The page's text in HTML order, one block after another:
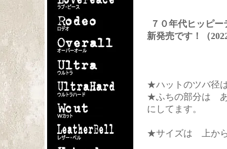
７０年代ヒッピ
新発売です！（
★ハットのツバ径
★ふちの部分は あ
にしてます。
★サイズは 上か